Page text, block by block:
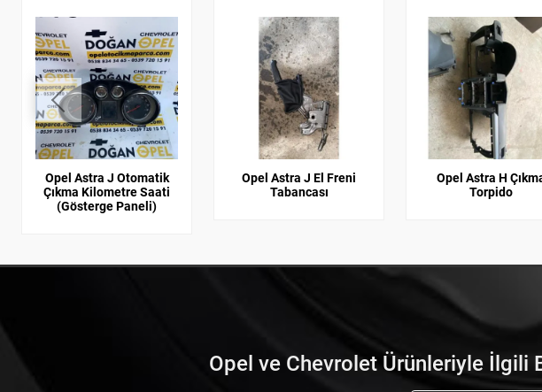
Opel Astra J Otomatik
Çıkma Kilometre Saati
(Gösterge Paneli)
Opel Astra J El Freni
Tabancası
Opel Astra H
Torpido
Opel ve Chevrolet Ürünleriyle